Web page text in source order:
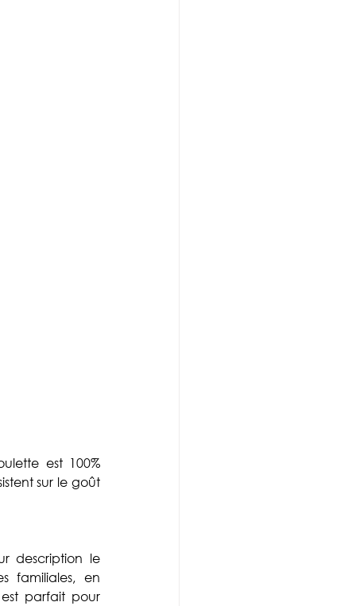
est 100%
sur le goût
description le
familiales, en
parfait pour